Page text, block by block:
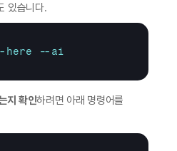
있습니다.
here --ai
지 확인하려면 아래 명령어를